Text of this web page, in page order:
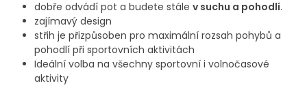
dobře odvádí pot a budete stále v suchu a pohodlí.
zajímavý design
střih je přizpůsoben pro maximální rozsah pohybů a
pohodlí při sportovních aktivitách
Ideální volba na všechny sportovní i volnočasové
aktivity